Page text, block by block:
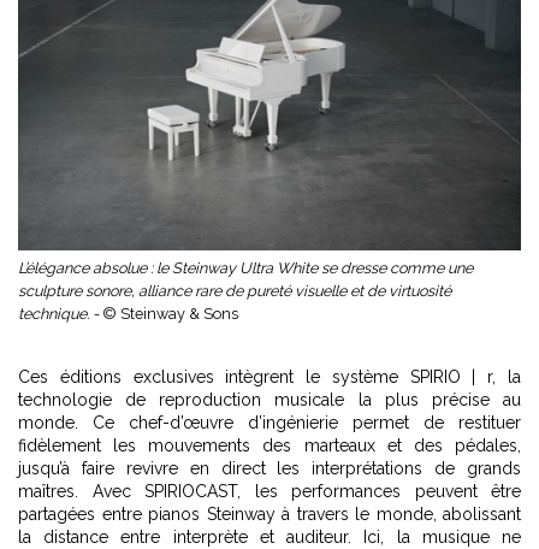
L’élégance absolue : le Steinway Ultra White se dresse comme une
sculpture sonore, alliance rare de pureté visuelle et de virtuosité
technique. - © Steinway & Sons
Ces éditions exclusives intègrent le système SPIRIO | r, la
technologie de reproduction musicale la plus précise au
monde. Ce chef-d’œuvre d’ingénierie permet de restituer
fidèlement les mouvements des marteaux et des pédales,
jusqu’à faire revivre en direct les interprétations de grands
maîtres. Avec SPIRIOCAST, les performances peuvent être
partagées entre pianos Steinway à travers le monde, abolissant
la distance entre interprète et auditeur. Ici, la musique ne